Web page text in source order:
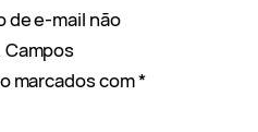
de e-mail não
Campos
marcados com*